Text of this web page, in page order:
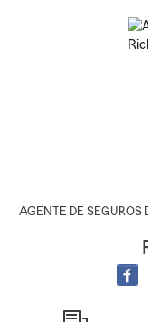
AGENTE DE SEGUROS